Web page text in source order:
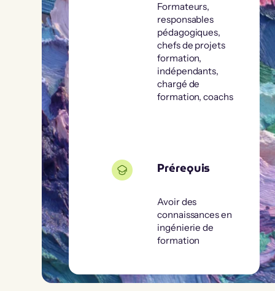
Formateurs,
responsables
pédagogiques,
chefs de projets
formation,
indépendants,
chargé de
formation, coachs
Prérequis
Avoir des
connaissances en
ingénierie de
formation